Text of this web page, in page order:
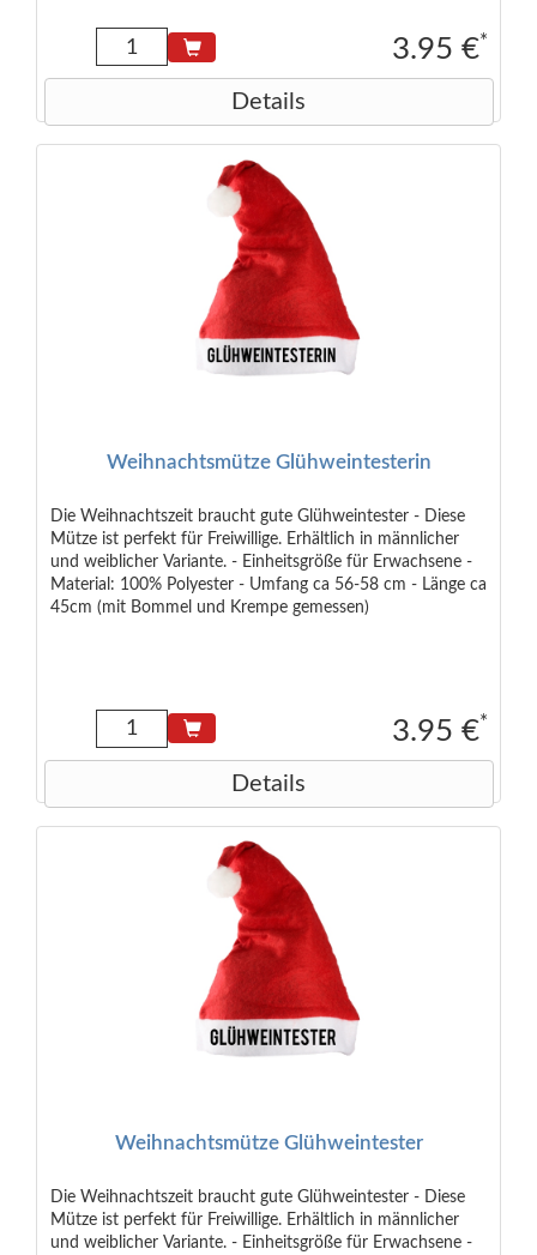
3.95 €*
Details
Weihnachtsmütze Glühweintesterin
Die Weihnachtszeit braucht gute Glühweintester - Diese
Mütze ist perfekt für Freiwillige. Erhältlich in männlicher
und weiblicher Variante. - Einheitsgröße für Erwachsene -
Material: 100% Polyester - Umfang ca 56-58 cm - Länge ca
45cm (mit Bommel und Krempe gemessen)
3.95 €*
Details
Weihnachtsmütze Glühweintester
Die Weihnachtszeit braucht gute Glühweintester - Diese
Mütze ist perfekt für Freiwillige. Erhältlich in männlicher
und weiblicher Variante. - Einheitsgröße für Erwachsene -